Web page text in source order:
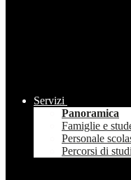
Servizi
Panoramica
Famiglie e
Personale
Percorsi di